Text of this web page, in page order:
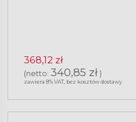
368,12 zł
(netto: 340,85 zł)
zawiera 8% VAT, bez kosztów dostawy